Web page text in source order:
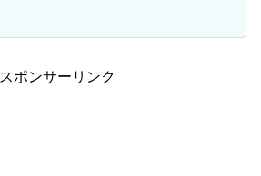
スポンサーリンク